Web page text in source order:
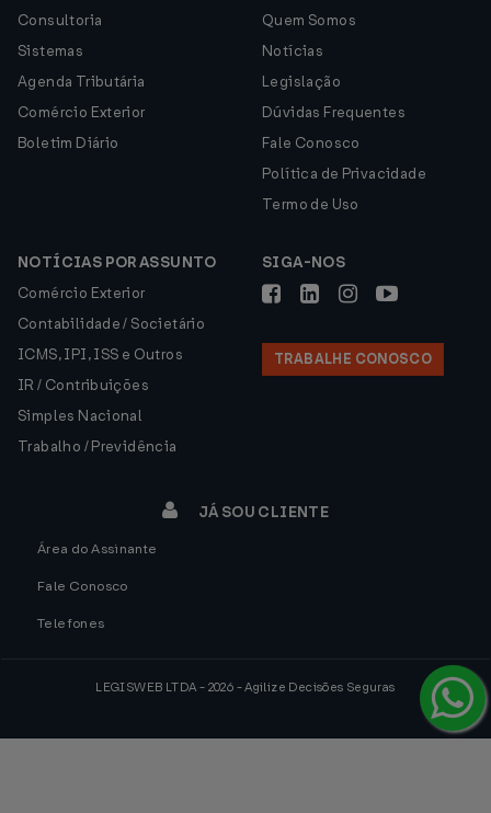
Consultoria
Sistemas
Agenda Tributária
Comércio Exterior
Boletim Diário
Quem Somos
Notícias
Legislação
Dúvidas Frequentes
Fale Conosco
Política de Privacidade
Termo de Uso
NOTÍCIAS POR ASSUNTO
Comércio Exterior
Contabilidade / Societário
ICMS, IPI, ISS e Outros
IR / Contribuições
Simples Nacional
Trabalho / Previdência
SIGA-NOS
TRABALHE CONOSCO
JÁ SOU CLIENTE
Área do Assinante
Fale Conosco
Telefones
LEGISWEB LTDA - 2026 - Agilize Decisões Seguras